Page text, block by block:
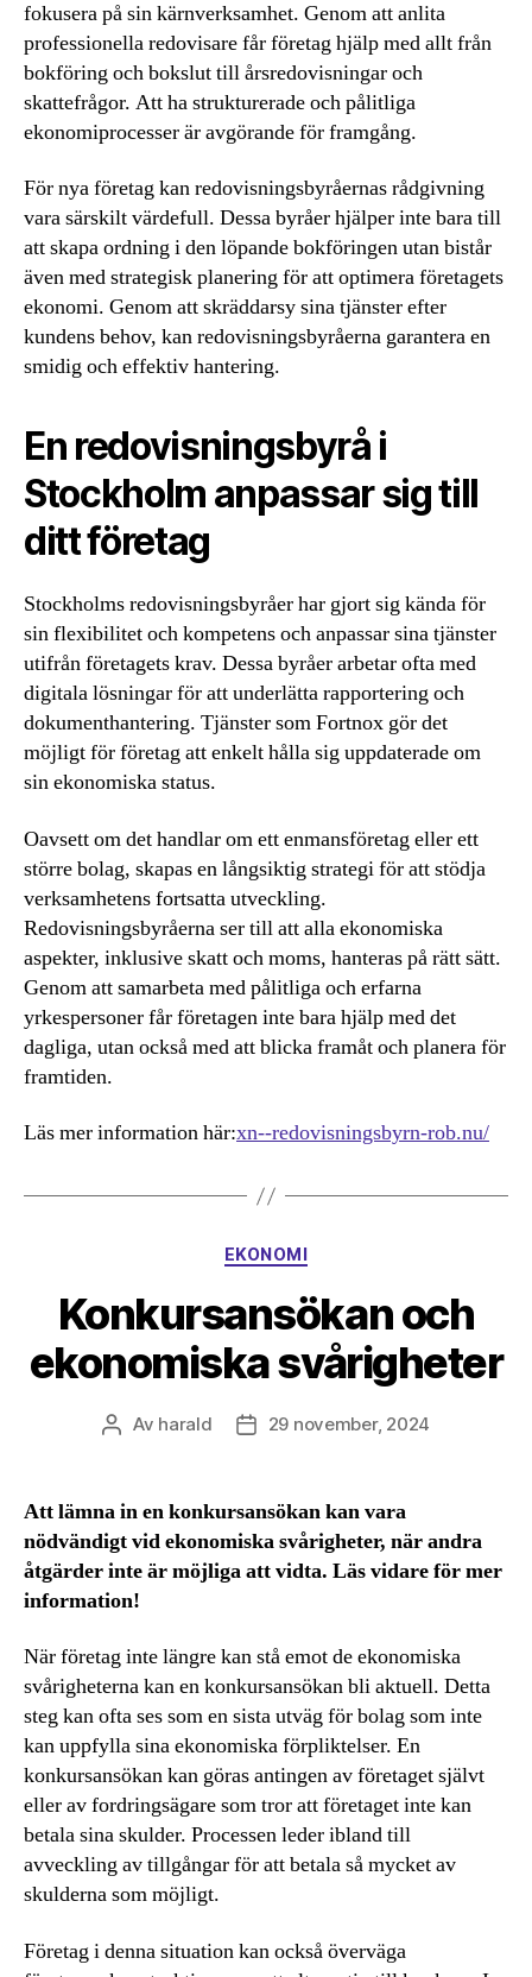
fokusera på sin kärnverksamhet. Genom att anlita
professionella redovisare får företag hjälp med allt från
bokföring och bokslut till årsredovisningar och
skattefrågor. Att ha strukturerade och pålitliga
ekonomiprocesser är avgörande för framgång.
För nya företag kan redovisningsbyråernas rådgivning
vara särskilt värdefull. Dessa byråer hjälper inte bara till
att skapa ordning i den löpande bokföringen utan bistår
även med strategisk planering för att optimera företagets
ekonomi. Genom att skräddarsy sina tjänster efter
kundens behov, kan redovisningsbyråerna garantera en
smidig och effektiv hantering.
En redovisningsbyrå i
Stockholm anpassar sig till
ditt företag
Stockholms redovisningsbyråer har gjort sig kända för
sin flexibilitet och kompetens och anpassar sina tjänster
utifrån företagets krav. Dessa byråer arbetar ofta med
digitala lösningar för att underlätta rapportering och
dokumenthantering. Tjänster som Fortnox gör det
möjligt för företag att enkelt hålla sig uppdaterade om
sin ekonomiska status.
Oavsett om det handlar om ett enmansföretag eller ett
större bolag, skapas en långsiktig strategi för att stödja
verksamhetens fortsatta utveckling.
Redovisningsbyråerna ser till att alla ekonomiska
aspekter, inklusive skatt och moms, hanteras på rätt sätt.
Genom att samarbeta med pålitliga och erfarna
yrkespersoner får företagen inte bara hjälp med det
dagliga, utan också med att blicka framåt och planera för
framtiden.
Läs mer information här:xn--redovisningsbyrn-rob.nu/
Kategorier
EKONOMI
Konkursansökan och
ekonomiska svårigheter
Inläggsförfattare
Av harald Inläggsdatum
29 november, 2024
Att lämna in en konkursansökan kan vara
nödvändigt vid ekonomiska svårigheter, när andra
åtgärder inte är möjliga att vidta. Läs vidare för mer
information!
När företag inte längre kan stå emot de ekonomiska
svårigheterna kan en konkursansökan bli aktuell. Detta
steg kan ofta ses som en sista utväg för bolag som inte
kan uppfylla sina ekonomiska förpliktelser. En
konkursansökan kan göras antingen av företaget självt
eller av fordringsägare som tror att företaget inte kan
betala sina skulder. Processen leder ibland till
avveckling av tillgångar för att betala så mycket av
skulderna som möjligt.
Företag i denna situation kan också överväga